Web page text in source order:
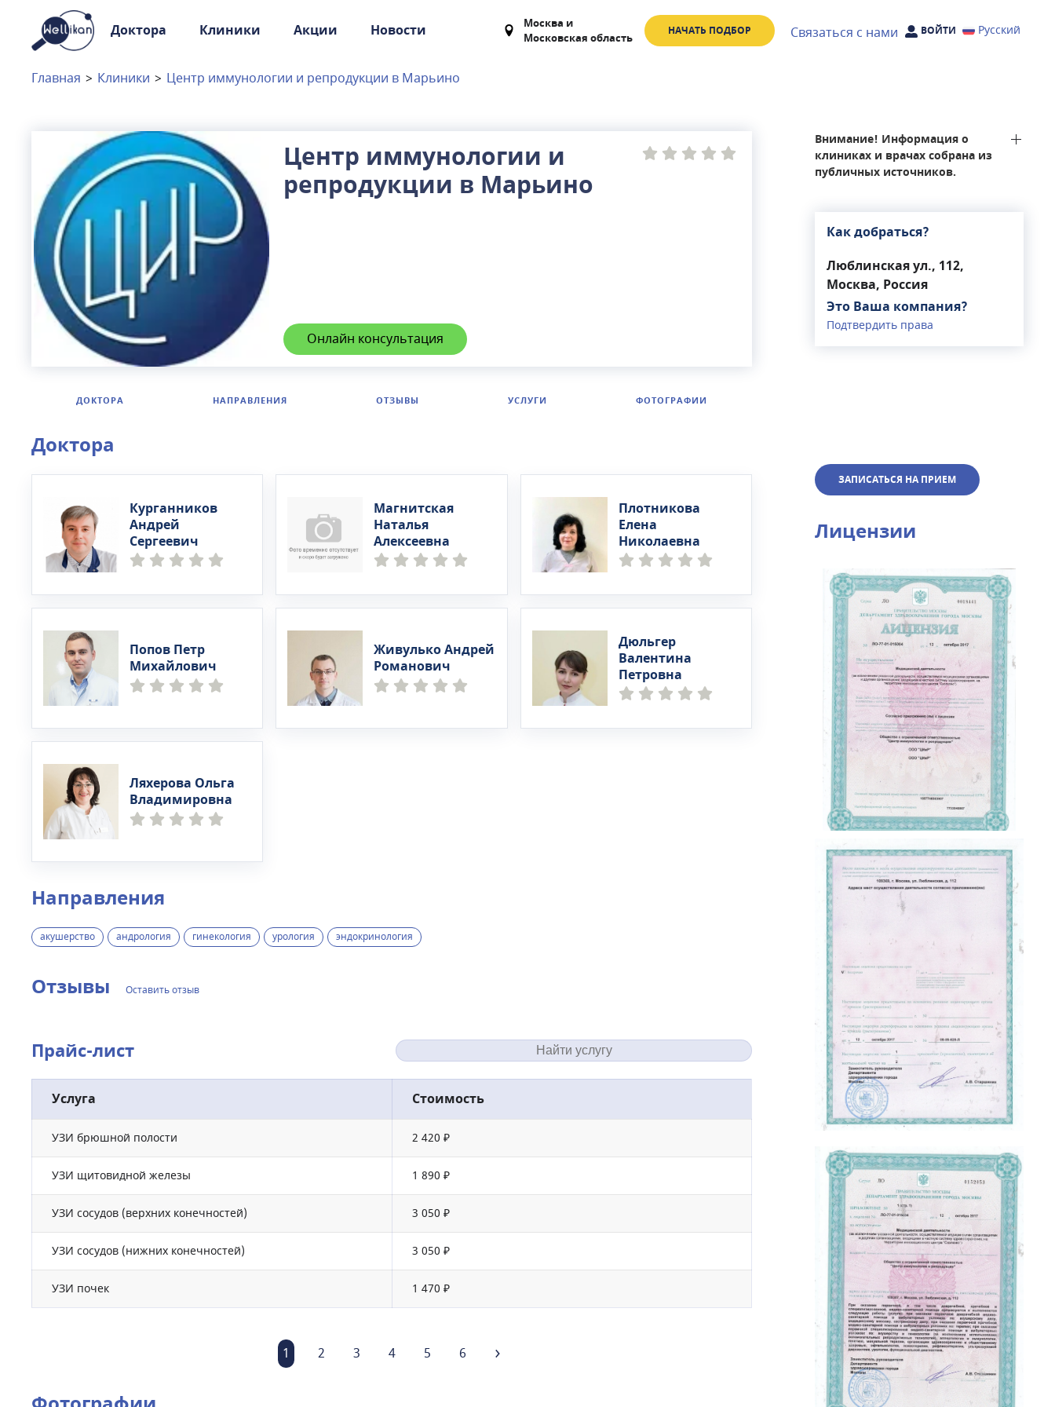
Доктора Клиники Акции Новости Москва и
Московская область
НАЧАТЬ ПОДБОР Связаться с нами ВОЙТИ Русский
Доктора
Клиники
Москваи Московская область
Связаться с нами
Главная > Клиники > Центр иммунологии и репродукции в Марьино
Центр иммунологии и
репродукции в Марьино
Онлайн консультация
ДОКТОРА НАПРАВЛЕНИЯ ОТЗЫВЫ УСЛУГИ ФОТОГРАФИИ
Доктора
Курганников
Андрей
Сергеевич
Магнитская
Наталья
Алексеевна
Плотникова
Елена
Николаевна
Попов Петр
Михайлович
Живулько Андрей
Романович
Дюльгер
Валентина
Петровна
Ляхерова Ольга
Владимировна
Направления
акушерство андрология гинекология урология эндокринология
Отзывы Оставить отзыв
Прайс-лист
Услуга Стоимость
УЗИ брюшной полости 2 420 ₽
УЗИ щитовидной железы 1 890 ₽
УЗИ сосудов (верхних конечностей) 3 050 ₽
УЗИ сосудов (нижних конечностей) 3 050 ₽
УЗИ почек 1 470 ₽
1 2 3 4 5 6
Внимание! Информация о
клиниках и врачах собрана из
публичных источников.
Как добраться?
Люблинская ул., 112,
Москва, Россия
Это Ваша компания?
Подтвердить права
ЗАПИСАТЬСЯ НА ПРИЕМ
Лицензии